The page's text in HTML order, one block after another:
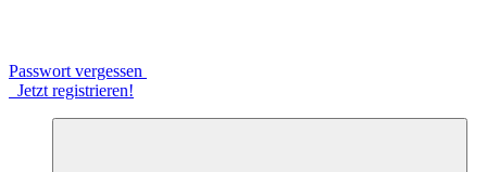
Passwort vergessen
Jetzt registrieren!